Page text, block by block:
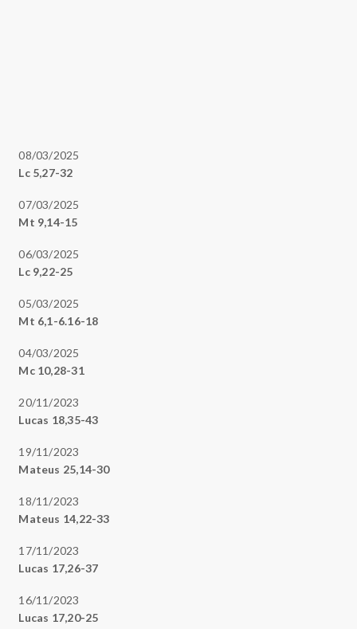
08/03/2025
Lc 5,27-32
07/03/2025
Mt 9,14-15
06/03/2025
Lc 9,22-25
05/03/2025
Mt 6,1-6.16-18
04/03/2025
Mc 10,28-31
20/11/2023
Lucas 18,35-43
19/11/2023
Mateus 25,14-30
18/11/2023
Mateus 14,22-33
17/11/2023
Lucas 17,26-37
16/11/2023
Lucas 17,20-25